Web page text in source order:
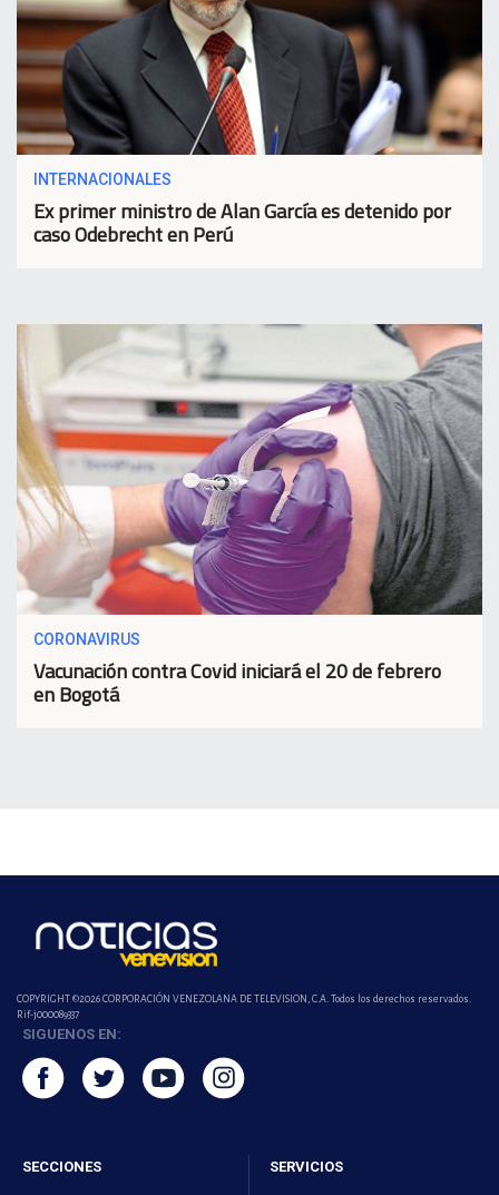
INTERNACIONALES
Ex primer ministro de Alan García es detenido por
caso Odebrecht en Perú
CORONAVIRUS
Vacunación contra Covid iniciará el 20 de febrero
en Bogotá
COPYRIGHT ©2026 CORPORACIÓN VENEZOLANA DE TELEVISION, C.A. Todos los derechos reservados.
Rif-j000089337
SIGUENOS EN:
SECCIONES SERVICIOS